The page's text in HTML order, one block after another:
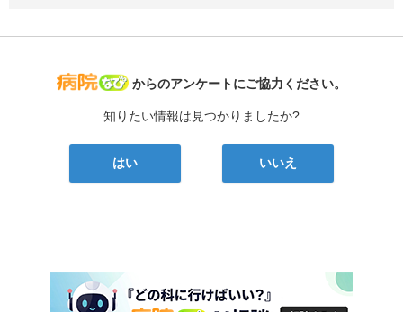
病院なび
からのアンケートにご協力ください。
知りたい情報は見つかりましたか?
はい いいえ